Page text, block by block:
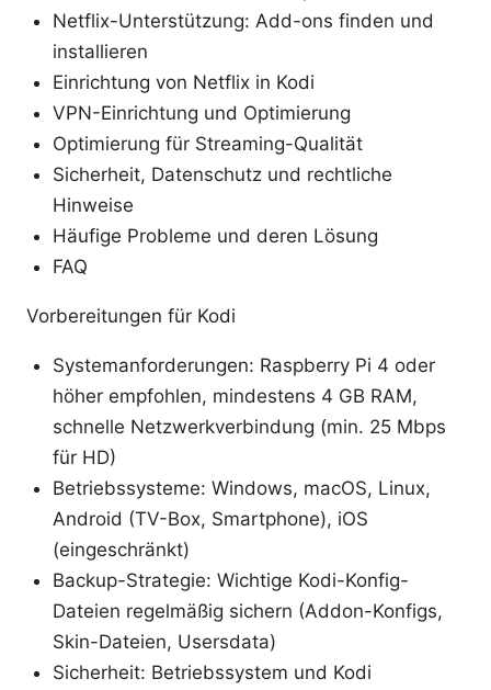
Netflix-Unterstützung: Add-ons finden und
installieren
Einrichtung von Netflix in Kodi
VPN-Einrichtung und Optimierung
Optimierung für Streaming-Qualität
Sicherheit, Datenschutz und rechtliche
Hinweise
Häufige Probleme und deren Lösung
FAQ
Vorbereitungen für Kodi
Systemanforderungen: Raspberry Pi 4 oder
höher empfohlen, mindestens 4 GB RAM,
schnelle Netzwerkverbindung (min. 25 Mbps
für HD)
Betriebssysteme: Windows, macOS, Linux,
Android (TV-Box, Smartphone), iOS
(eingeschränkt)
Backup-Strategie: Wichtige Kodi-Konfig-
Dateien regelmäßig sichern (Addon-Konfigs,
Skin-Dateien, Usersdata)
Sicherheit: Betriebssystem und Kodi